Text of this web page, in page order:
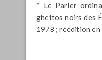
* Le Parler
ghettos noirs des
1978 ; réédition en